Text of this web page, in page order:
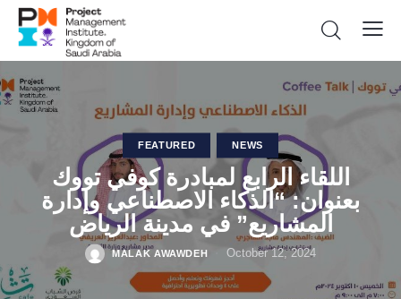
FEATURED NEWS
اللقاء الرابع لمبادرة كوفي تووك
بعنوان: “الذكاء الاصطناعي وإدارة
MALAK AWAWDEH October 12, 2024